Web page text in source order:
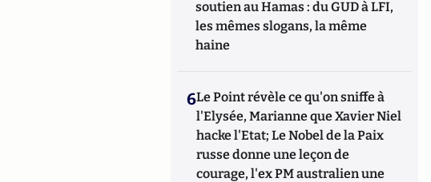
soutien au Hamas : du GUD à LFI,
les mêmes slogans, la même
haine
6Le Point révèle ce qu'on sniffe à
l'Elysée, Marianne que Xavier Niel
hacke l'Etat; Le Nobel de la Paix
russe donne une leçon de
courage, l'ex PM australien une